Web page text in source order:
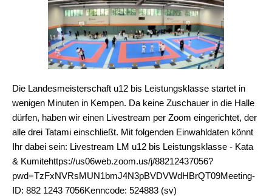
Die Landesmeisterschaft u12 bis Leistungsklasse startet in
wenigen Minuten in Kempen. Da keine Zuschauer in die Halle
dürfen, haben wir einen Livestream per Zoom eingerichtet, der
alle drei Tatami einschließt. Mit folgenden Einwahldaten könnt
Ihr dabei sein: Livestream LM u12 bis Leistungsklasse - Kata
& Kumitehttps://us06web.zoom.us/j/88212437056?
pwd=TzFxNVRsMUN1bmJ4N3pBVDVWdHBrQT09Meeting-
ID: 882 1243 7056Kenncode: 524883 (sv)